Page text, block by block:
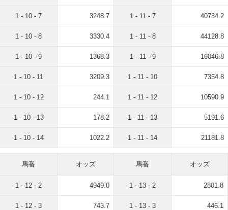
1 - 10 - 7 3248.7
1 - 10 - 8 3330.4
1 - 10 - 9 1368.3
1 - 10 - 11 3209.3
1 - 10 - 12 244.1
1 - 10 - 13 178.2
1 - 10 - 14 1022.2
1 - 11 - 7 40734.2
1 - 11 - 8 44128.8
1 - 11 - 9 16046.8
1 - 11 - 10 7354.8
1 - 11 - 12 10590.9
1 - 11 - 13 5191.6
1 - 11 - 14 21181.8
馬番 オッズ
1 - 12 - 2 4949.0
1 - 12 - 3 743.7
馬番 オッズ
1 - 13 - 2 2801.8
1 - 13 - 3 446.1